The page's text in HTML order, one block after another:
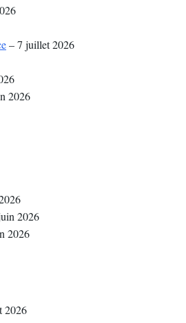
– 7 juillet 2026
2026
2026
2026
2026